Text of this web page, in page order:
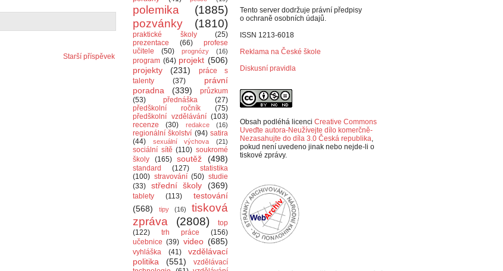
Starší příspěvek
polemika
(1885)
pozvánky
(1810)
praktické školy
(25)
prezentace
(66)
profese
učitele
(50) prognózy (16)
program (64) projekt (506)
projekty
(231)
práce s
talenty
(37)
právní
poradna
(339)
průzkum
(53)
přednáška
(27)
předškolní ročník
(75)
předškolní vzdělávání (103)
recenze
(30) redakce (16)
regionální školství (94) satira
(44)
sexuální výchova (21)
sociální sítě (110) soukromé
školy
(165) soutěž (498)
standard (127)
statistika
(100) stravování (50) studie
(33)
střední školy (369)
tablety (113)
testování
(568)
tipy (16)
tisková
zpráva
(2808)
top
(122)
trh práce
(156)
učebnice (39) video (685)
vyhláška (41)
vzdělávací
politika
(551)
vzdělávací
Tento server dodržuje právní předpisy
o ochraně osobních údajů.
ISSN 1213-6018
Reklama na České škole
Diskusní pravidla
Obsah podléhá licenci Creative Commons
Uveďte autora-Neužívejte dílo komerčně-
Nezasahujte do díla 3.0 Česká republika,
pokud není uvedeno jinak nebo nejde-li o
tiskové zprávy.